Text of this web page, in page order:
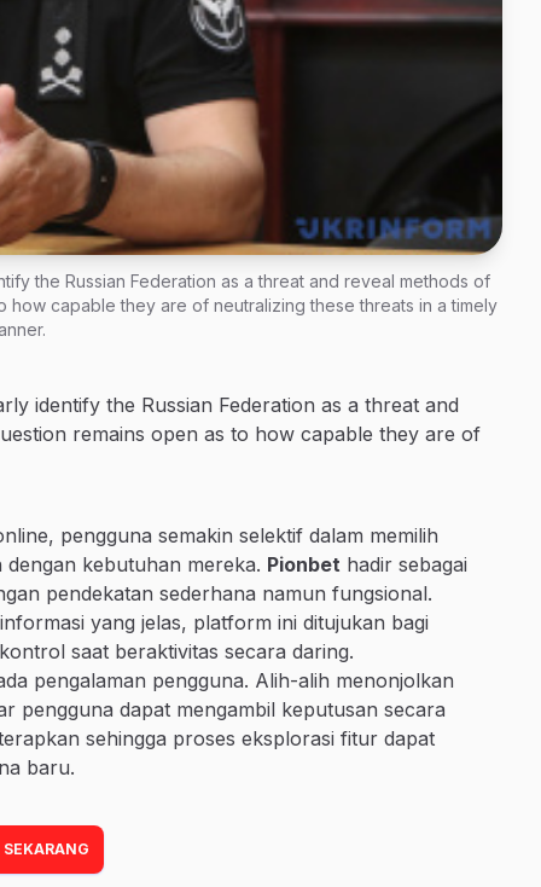
the Russian Federation as a threat and reveal methods of
capable they are of neutralizing these threats in a timely
identify the Russian Federation as a threat and
remains open as to how capable they are of
pengguna semakin selektif dalam memilih
kebutuhan mereka. Pionbet hadir sebagai
pendekatan sederhana namun fungsional.
yang jelas, platform ini ditujukan bagi
saat beraktivitas secara daring.
pengalaman pengguna. Alih-alih menonjolkan
pengguna dapat mengambil keputusan secara
sehingga proses eksplorasi fitur dapat
baru.
SEKARANG